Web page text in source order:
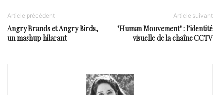
Article précédent
Angry Brands et Angry Birds,
un mashup hilarant
Article suivant
"Human Mouvement" : l’identité
visuelle de la chaîne CCTV